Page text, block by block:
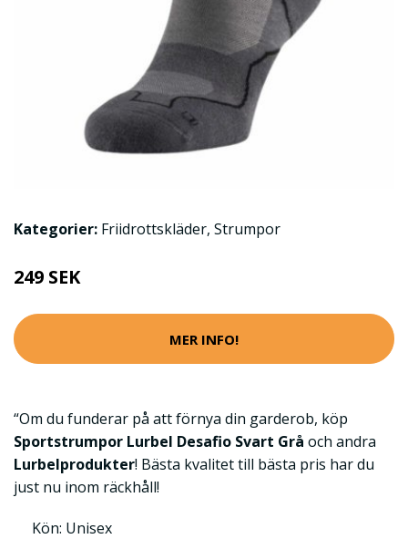
Kategorier: Friidrottskläder, Strumpor
249 SEK
MER INFO!
“Om du funderar på att förnya din garderob, köp
Sportstrumpor Lurbel Desafio Svart Grå och andra
Lurbelprodukter! Bästa kvalitet till bästa pris har du
just nu inom räckhåll!
Kön: Unisex